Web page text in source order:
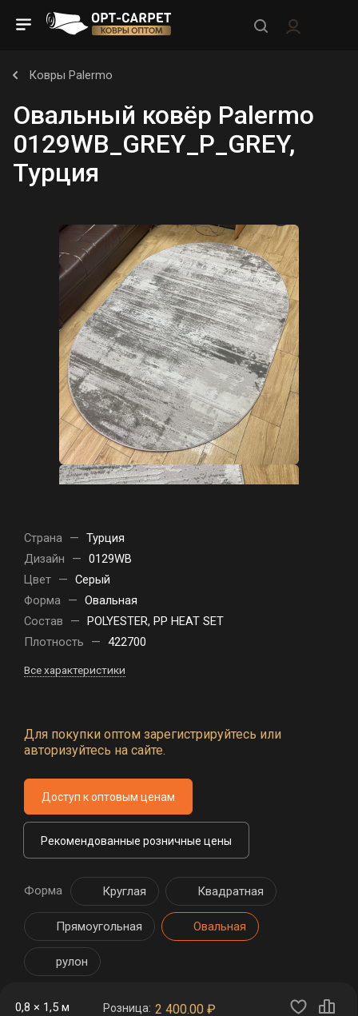
Ковры Palermo
Овальный ковёр Palermo
0129WB_GREY_P_GREY,
Турция
Страна — Турция
Дизайн
— 0129WB
Цвет — Серый
Форма — Овальная
Состав
— POLYESTER, PP HEAT SET
Плотность
— 422700
Все характеристики
Для покупки оптом зарегистрируйтесь или
авторизуйтесь на сайте.
Доступ к оптовым ценам
Рекомендованные розничные цены
Форма Круглая Квадратная
Прямоугольная Овальная
рулон
0,8 × 1,5 м Розница: 2 400.00 ₽